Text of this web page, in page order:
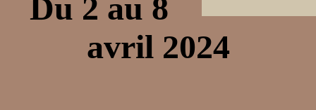
Du 2 au 8
avril 2024